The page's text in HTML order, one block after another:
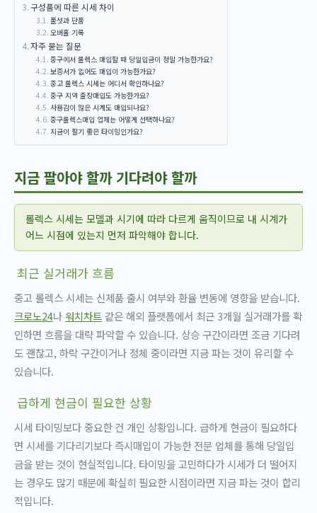
구성품에 따른 시세 차이
풀셋과 단품
오버홀 기록
자주 묻는 질문
중구에서 롤렉스 매입할 때 당일입금이 정말 가능한가요?
보증서가 없어도 매입이 가능한가요?
중고 롤렉스 시세는 어디서 확인하나요?
중구 지역 출장매입도 가능한가요?
사용감이 많은 시계도 매입되나요?
중구롤렉스매입 업체는 어떻게 선택하나요?
지금이 팔기 좋은 타이밍인가요?
지금 팔아야 할까 기다려야 할까
롤렉스 시세는 모델과 시기에 따라 다르게 움직이므로 내 시계가
어느 시점에 있는지 먼저 파악해야 합니다.
최근 실거래가 흐름
중고 롤렉스 시세는 신제품 출시 여부와 환율 변동에 영향을 받습니다.
크로노24나 워치차트 같은 해외 플랫폼에서 최근 3개월 실거래가를 확
인하면 흐름을 대략 파악할 수 있습니다. 상승 구간이라면 조금 기다려
도 괜찮고, 하락 구간이거나 정체 중이라면 지금 파는 것이 유리할 수
있습니다.
급하게 현금이 필요한 상황
시세 타이밍보다 중요한 건 개인 상황입니다. 급하게 현금이 필요하다
면 시세를 기다리기보다 즉시매입이 가능한 전문 업체를 통해 당일입
금을 받는 것이 현실적입니다. 타이밍을 고민하다가 시세가 더 떨어지
는 경우도 많기 때문에 확실히 필요한 시점이라면 지금 파는 것이 합리
적입니다.